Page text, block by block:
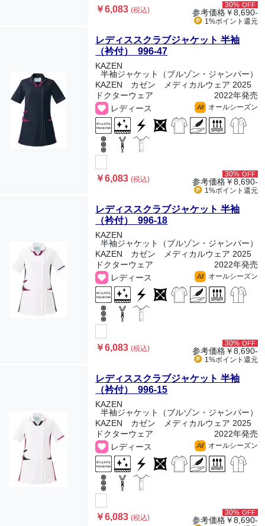
￥6,083(税込)
30% OFF
参考価格￥8,690-
1%ポイント 還元
レディススクラブジャケット 半袖
（衿付） 996-47
KAZEN
半袖ジャケット（ブルゾン・ジャンパー）
KAZEN カゼン メディカルウェア 2025
ドクターウェア
2022年発売
レディース
All オールシーズン
￥6,083(税込)
30% OFF
参考価格￥8,690-
1%ポイント 還元
レディススクラブジャケット 半袖
（衿付） 996-18
KAZEN
半袖ジャケット（ブルゾン・ジャンパー）
KAZEN カゼン メディカルウェア 2025
ドクターウェア
2022年発売
レディース
All オールシーズン
￥6,083(税込)
30% OFF
参考価格￥8,690-
1%ポイント 還元
レディススクラブジャケット 半袖
（衿付） 996-15
KAZEN
半袖ジャケット（ブルゾン・ジャンパー）
KAZEN カゼン メディカルウェア 2025
ドクターウェア
2022年発売
レディース
All オールシーズン
￥6,083(税込)
30% OFF
参考価格￥8,690-